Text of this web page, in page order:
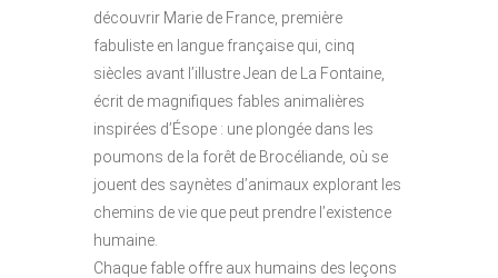
découvrir Marie de France, première
fabuliste en langue française qui, cinq
siècles avant l’illustre Jean de La Fontaine,
écrit de magnifiques fables animalières
inspirées d’Ésope : une plongée dans les
poumons de la forêt de Brocéliande, où se
jouent des saynètes d’animaux explorant les
chemins de vie que peut prendre l’existence
humaine.
Chaque fable offre aux humains des leçons